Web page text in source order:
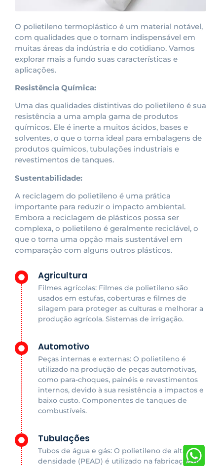
O polietileno termoplástico é um material notável,
com qualidades que o tornam indispensável em
muitas áreas da indústria e do cotidiano. Vamos
explorar mais a fundo suas características e
aplicações.
Resistência Química:
Uma das qualidades distintivas do polietileno é sua
resistência a uma ampla gama de produtos
químicos. Ele é inerte a muitos ácidos, bases e
solventes, o que o torna ideal para embalagens de
produtos químicos, tubulações industriais e
revestimentos de tanques.
Sustentabilidade:
A reciclagem do polietileno é uma prática
importante para reduzir o impacto ambiental.
Embora a reciclagem de plásticos possa ser
complexa, o polietileno é geralmente reciclável, o
que o torna uma opção mais sustentável em
comparação com alguns outros plásticos.
Agricultura
Filmes agrícolas: Filmes de polietileno são
usados em estufas, coberturas e filmes de
silagem para proteger as culturas e melhorar a
produção agrícola. Sistemas de irrigação.
Automotivo
Peças internas e externas: O polietileno é
utilizado na produção de peças automotivas,
como para-choques, painéis e revestimentos
internos, devido à sua resistência a impactos e
baixo custo. Componentes de tanques de
combustíveis.
Tubulações
Tubos de água e gás: O polietileno de alta
densidade (PEAD) é utilizado na fabricação de